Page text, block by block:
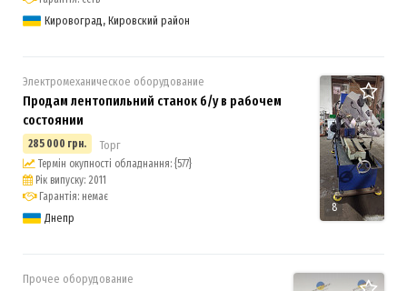
Кировоград, Кировский район
8
Электромеханическое оборудование
Продам лентопильний станок б/у в рабочем
состоянии
285 000 грн. Торг
Термін окупності обладнання: {577}
Рік випуску: 2011
Гарантія: немає
Днепр
Прочее оборудование